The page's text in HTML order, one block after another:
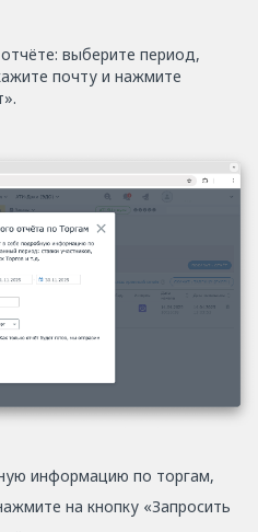
выберите период,
почту и нажмите
информацию по торгам,
на кнопку «Запросить